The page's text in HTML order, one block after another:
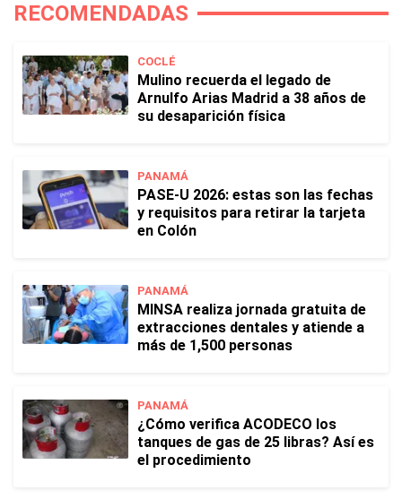
RECOMENDADAS
COCLÉ
Mulino recuerda el legado de
Arnulfo Arias Madrid a 38 años de
su desaparición física
PANAMÁ
PASE-U 2026: estas son las fechas
y requisitos para retirar la tarjeta
en Colón
PANAMÁ
MINSA realiza jornada gratuita de
extracciones dentales y atiende a
más de 1,500 personas
PANAMÁ
¿Cómo verifica ACODECO los
tanques de gas de 25 libras? Así es
el procedimiento